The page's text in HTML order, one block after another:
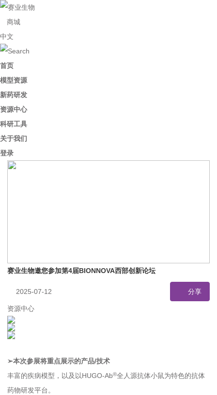
商城
中文
首页
模型资源
新药研发
资源中心
科研工具
关于我们
登录
赛业生物邀您参加第4届BIONNOVA西部创新论坛
2025-07-12 分享
资源中心
➢本次参展将重点展示的产品/技术
丰富的疾病模型，以及以HUGO-Ab®全人源抗体小鼠为特色的抗体
药物研发平台。